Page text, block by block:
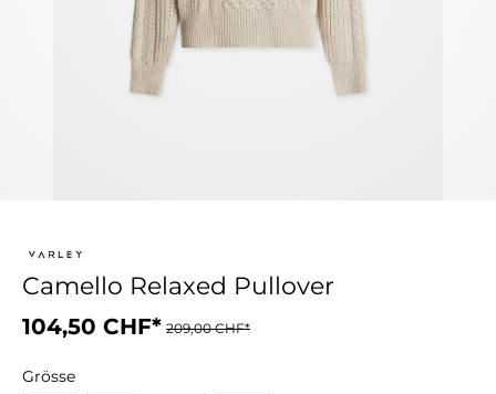
Camello Relaxed Pullover
104,50 CHF* 209,00 CHF*
Grösse